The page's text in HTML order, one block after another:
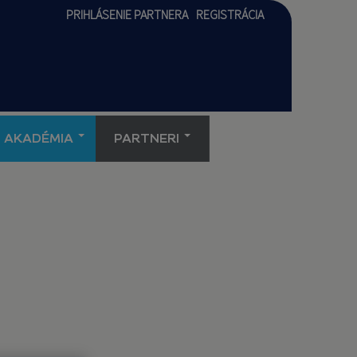
PRIHLÁSENIE PARTNERA REGISTRÁCIA
AKADÉMIA PARTNERI